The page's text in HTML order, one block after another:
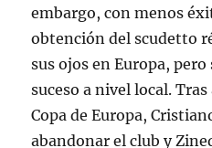
embargo, con menos
obtención del scudetto
sus ojos en Europa,
suceso a nivel local.
Copa de Europa,
abandonar el club y